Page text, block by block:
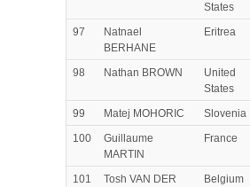
States
97
Natnael
BERHANE
Eritrea
98 Nathan BROWN
United
States
99 Matej MOHORIC Slovenia
100
Guillaume
MARTIN
France
101
Tosh VAN DER
Belgium